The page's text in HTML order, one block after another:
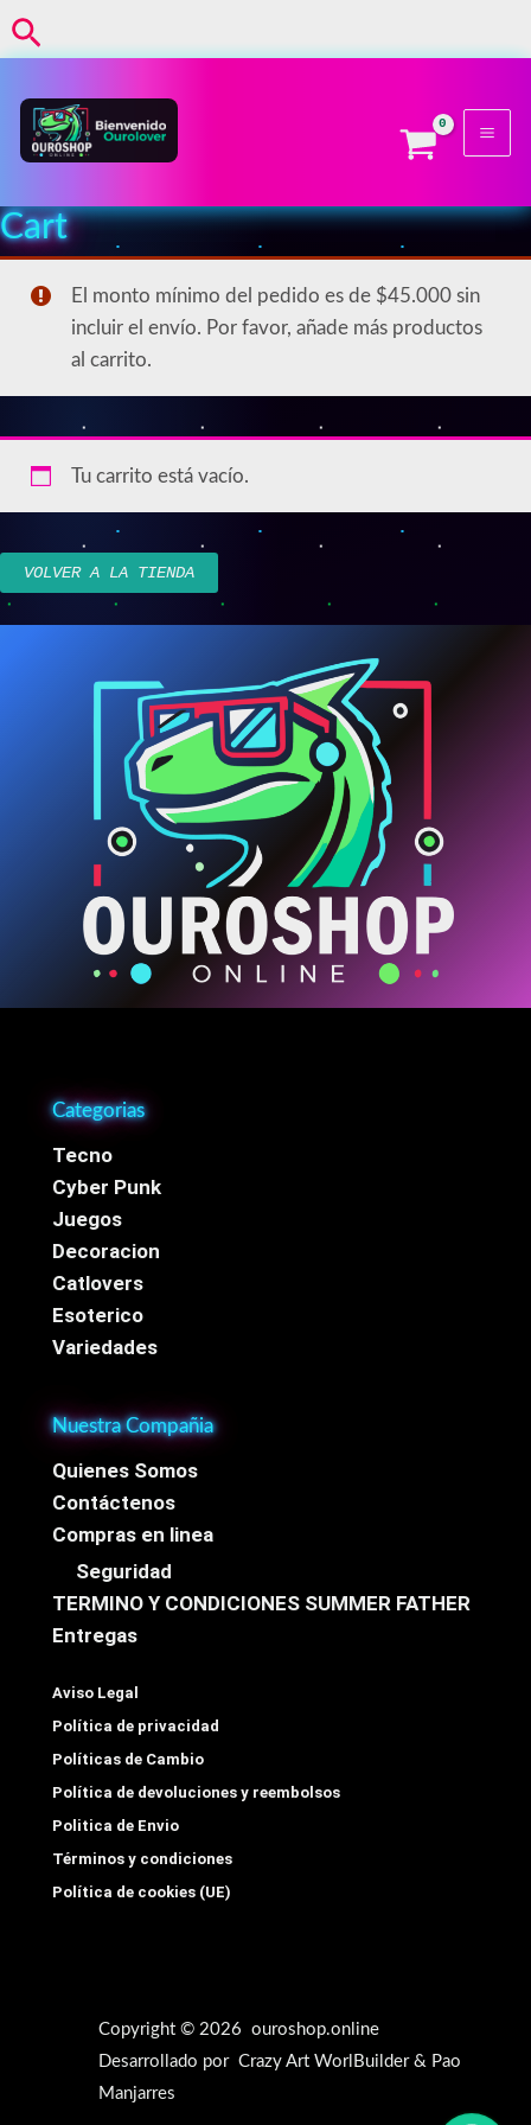
Buscar
Cart
El monto mínimo del pedido es de $45.000 sin
incluir el envío. Por favor, añade más productos
al carrito.
Tu carrito está vacío.
VOLVER A LA TIENDA
Categorias
Tecno
Cyber Punk
Juegos
Decoracion
Catlovers
Esoterico
Variedades
Nuestra Compañia
Quienes Somos
Contáctenos
Compras en linea
Seguridad
TERMINO Y CONDICIONES SUMMER FATHER
Entregas
Aviso Legal
Política de privacidad
Políticas de Cambio
Política de devoluciones y reembolsos
Politica de Envio
Términos y condiciones
Política de cookies (UE)
Copyright © 2026 ouroshop.online
Desarrollado por Crazy Art WorlBuilder & Pao
Manjarres